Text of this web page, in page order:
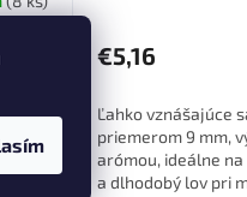
€5,16
Ľahko vznášajúce
priemerom 9 mm,
arómou, ideálne
a dlhodobý lov pri